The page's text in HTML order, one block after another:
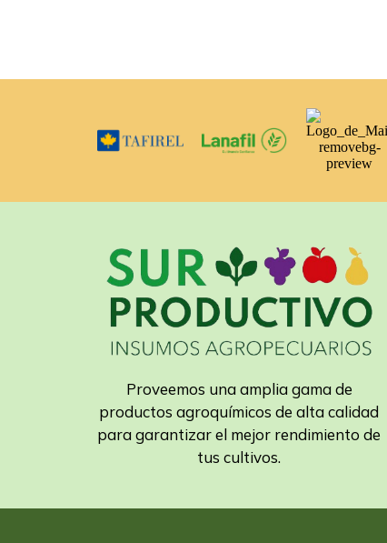
Proveemos una amplia gama de
productos agroquímicos de alta calidad
para garantizar el mejor rendimiento de
tus cultivos.